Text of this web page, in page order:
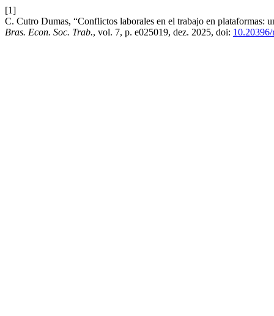
[1]
C. Cutro Dumas, “Conflictos laborales en el trabajo en plataformas:
Bras. Econ. Soc. Trab., vol. 7, p. e025019, dez. 2025, doi: